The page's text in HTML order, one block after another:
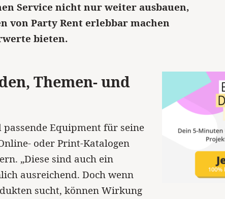
Service nicht nur weiter ausbauen,
von Party Rent erlebbar machen
bieten.
Themen- und
Equipment für seine
oder Print-Katalogen
„Diese sind auch ein
ausreichend. Doch wenn
sucht, können Wirkung